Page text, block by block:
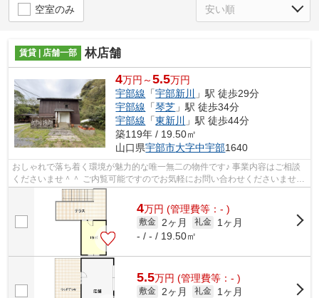
空室のみ
賃貸 | 店舗一部 林店舗
4万円～5.5万円
宇部線 「宇部新川
」駅 徒歩29分
宇部線 「琴芝 」駅 徒歩34分
宇部線 「東新川
」駅 徒歩44分
築119年 / 19.50㎡
山口県宇部市大字中宇部1640
おしゃれで落ち着く環境が魅力的な唯一無二の物件です♪ 事業内容はご相談
くださいませ＾＾ ご内覧可能ですのでお気軽にお問い合わせくださいませ！
和幸不動産（0836）22-6336
4万円 (管理費等：- )
敷金 2ヶ月 礼金
1ヶ月
- / - / 19.50㎡
5.5万円 (管理費等：- )
敷金 2ヶ月 礼金
1ヶ月